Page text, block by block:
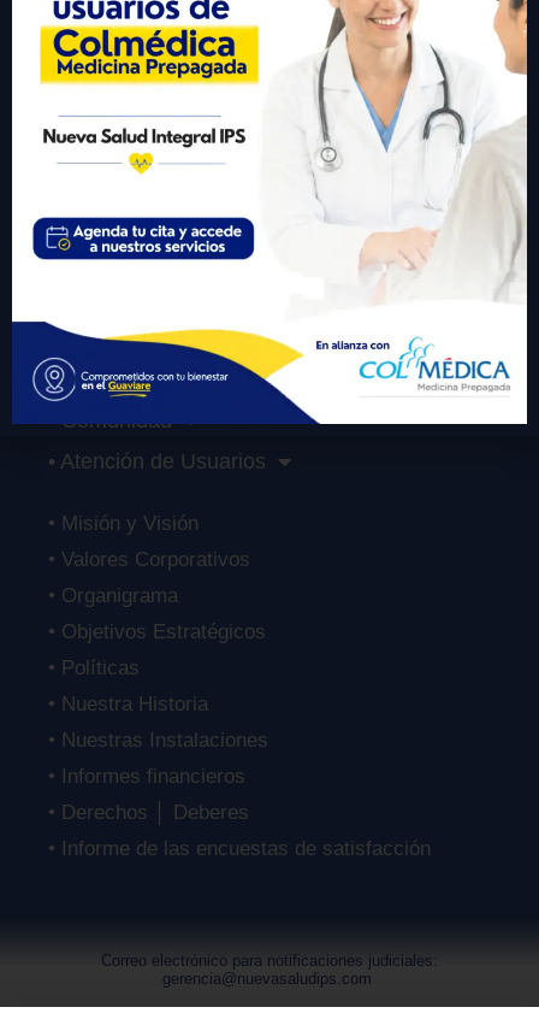
432724
Links Importantes
• Inicio
• Sobre Nosotros
• Participa
• Transparencia
• Comunidad
• Atención de Usuarios
• Misión y Visión
• Valores Corporativos
• Organigrama
• Objetivos Estratégicos
• Políticas
• Nuestra Historia
• Nuestras Instalaciones
• Informes financieros
• Derechos │ Deberes
• Informe de las encuestas de satisfacción
Correo electrónico para notificaciones judiciales:
gerencia@nuevasaludips.com